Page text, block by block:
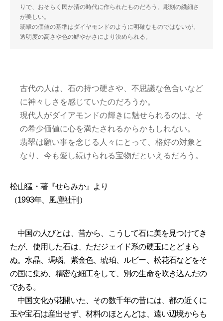
りで、おそらく民か清の時代に作られたものだろう。彫刻の繊細さ
が美しい。
翡翠の価値の基準はダイヤモンドのように明確なものではないが、
透明度の高さや色の鮮やかさにより決められる。
古代の人は、石の持つ硬さや、不思議な色合いなど
に神々しさを感じていたのだろうか。
現代人がダイアモンドの輝きに魅せられるのは、そ
の希少価値に心を満たされるからかもしれない。
翡翠は願い事を念じる人々にとって、格好の対象と
なり、今も愛し続けられる宝物だといえるだろう。
松山猛・著『せらみか』より
（1993年、風塵社刊）
中国の人びとは、昔から、こうして石に美を見つけてき
たが、使用した石は、ただジェイド系の硬玉にとどまら
ぬ。水晶、瑪瑙、紫金色、琥珀、ルビー、松花石などをそ
の国に集め、精密な細工をして、別の生命を吹き込んだの
である。
中国文化が花開いた、その数千年の昔には、都の近くに
玉や宝石は産出せず、材料のほとんどは、遠い辺境からも